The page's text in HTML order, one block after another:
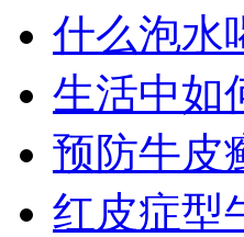
什么泡水
生活中如
预防牛皮
红皮症型